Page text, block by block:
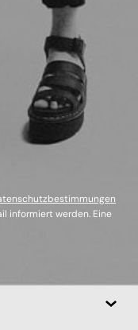
informiert werden. Eine